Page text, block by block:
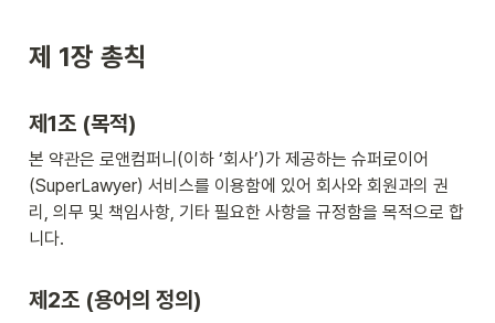
제 1장 총칙
제1조 (목적)
본 약관은 로앤컴퍼니(이하 ‘회사’)가 제공하는 슈퍼로이어
(SuperLawyer) 서비스를 이용함에 있어 회사와 회원과의 권
리, 의무 및 책임사항, 기타 필요한 사항을 규정함을 목적으로 합
니다.
제2조 (용어의 정의)